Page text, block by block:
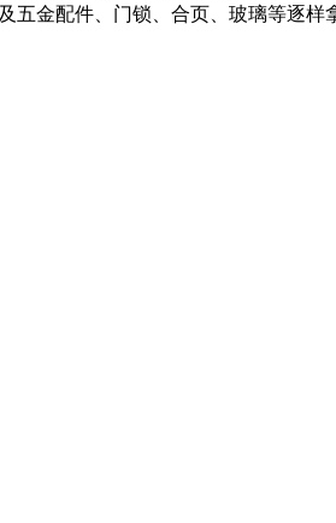
金配件、门锁、合页、玻璃等逐样